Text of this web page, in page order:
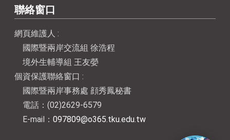
聯絡窗口
網頁維護人 :
國際暨兩岸交流組 徐浩程
境外生輔導組 王友嫈
個資保護聯絡窗口 :
國際暨兩岸事務處 顔秀鳳秘書
電話：(02)2629-6579
E-mail： 097809@o365.tku.edu.tw